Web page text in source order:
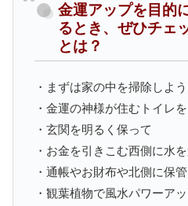
金運アップを目的
るとき、ぜひチェ
とは？
・まずは家の中を掃除しよう
・金運の神様が住むトイレ
・玄関を明るく保って
・お金を引きこむ西側に水
・通帳やお財布や北側に保管
・観葉植物で風水パワーア